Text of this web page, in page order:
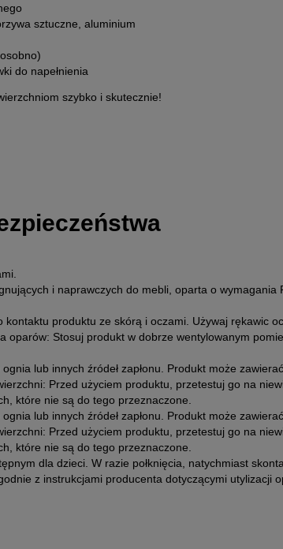
sztuczne, aluminium
do napełnienia
szybko i skutecznie!
i naprawczych do mebli, oparta o
produktu ze skórą i oczami. Używaj rękawic
oparów: Stosuj produkt w dobrze wentylowanym
lub innych źródeł zapłonu. Produkt może
Przed użyciem produktu, przetestuj go na
które nie są do tego przeznaczone.
lub innych źródeł zapłonu. Produkt może
Przed użyciem produktu, przetestuj go na
które nie są do tego przeznaczone.
dla dzieci. W razie połknięcia, natychmiast
z instrukcjami producenta dotyczącymi utylizacji